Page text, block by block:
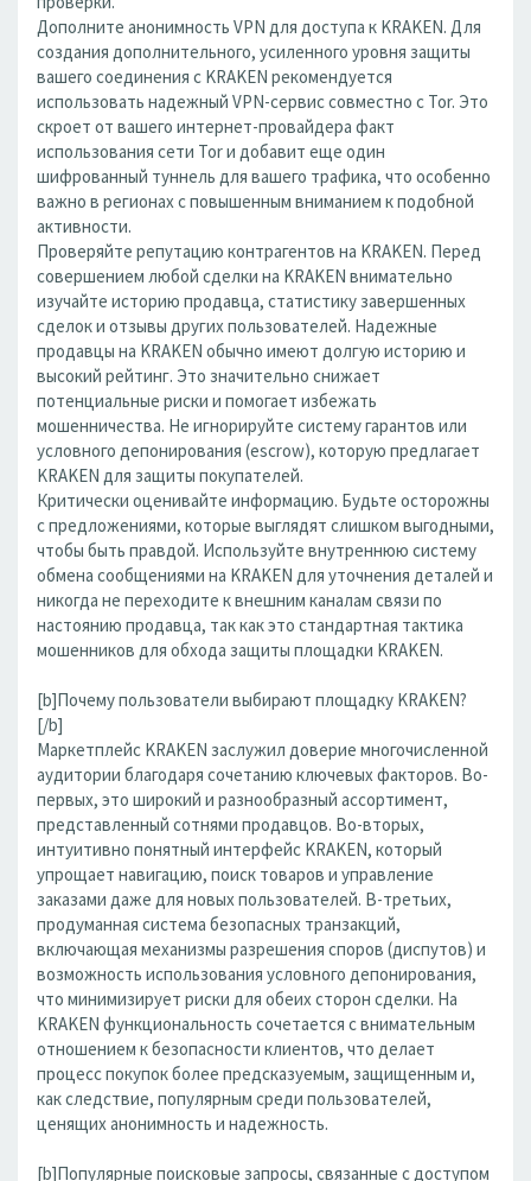
Дополните анонимность VPN для доступа к KRAKEN. Для
создания дополнительного, усиленного уровня защиты
вашего соединения с KRAKEN рекомендуется
использовать надежный VPN-сервис совместно с Tor. Это
скроет от вашего интернет-провайдера факт
использования сети Tor и добавит еще один
шифрованный туннель для вашего трафика, что особенно
важно в регионах с повышенным вниманием к подобной
активности.
Проверяйте репутацию контрагентов на KRAKEN. Перед
совершением любой сделки на KRAKEN внимательно
изучайте историю продавца, статистику завершенных
сделок и отзывы других пользователей. Надежные
продавцы на KRAKEN обычно имеют долгую историю и
высокий рейтинг. Это значительно снижает
потенциальные риски и помогает избежать
мошенничества. Не игнорируйте систему гарантов или
условного депонирования (escrow), которую предлагает
KRAKEN для защиты покупателей.
Критически оценивайте информацию. Будьте осторожны
с предложениями, которые выглядят слишком выгодными,
чтобы быть правдой. Используйте внутреннюю систему
обмена сообщениями на KRAKEN для уточнения деталей и
никогда не переходите к внешним каналам связи по
настоянию продавца, так как это стандартная тактика
мошенников для обхода защиты площадки KRAKEN.
[b]Почему пользователи выбирают площадку KRAKEN?
[/b]
Маркетплейс KRAKEN заслужил доверие многочисленной
аудитории благодаря сочетанию ключевых факторов. Во-
первых, это широкий и разнообразный ассортимент,
представленный сотнями продавцов. Во-вторых,
интуитивно понятный интерфейс KRAKEN, который
упрощает навигацию, поиск товаров и управление
заказами даже для новых пользователей. В-третьих,
продуманная система безопасных транзакций,
включающая механизмы разрешения споров (диспутов) и
возможность использования условного депонирования,
что минимизирует риски для обеих сторон сделки. На
KRAKEN функциональность сочетается с внимательным
отношением к безопасности клиентов, что делает
процесс покупок более предсказуемым, защищенным и,
как следствие, популярным среди пользователей,
ценящих анонимность и надежность.
[b]Популярные поисковые запросы, связанные с доступом